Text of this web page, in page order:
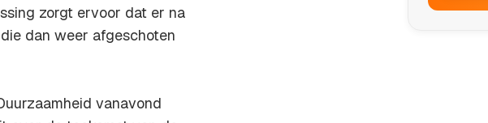
zorgt ervoor dat er na
dan weer afgeschoten
vanavond